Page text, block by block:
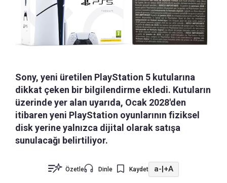
Sony, yeni üretilen PlayStation 5 kutularına
dikkat çeken bir bilgilendirme ekledi. Kutuların
üzerinde yer alan uyarıda, Ocak 2028'den
itibaren yeni PlayStation oyunlarının fiziksel
disk yerine yalnızca dijital olarak satışa
sunulacağı belirtiliyor.
Özetle Dinle Kaydet a-|+A